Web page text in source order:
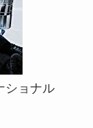
ショナル